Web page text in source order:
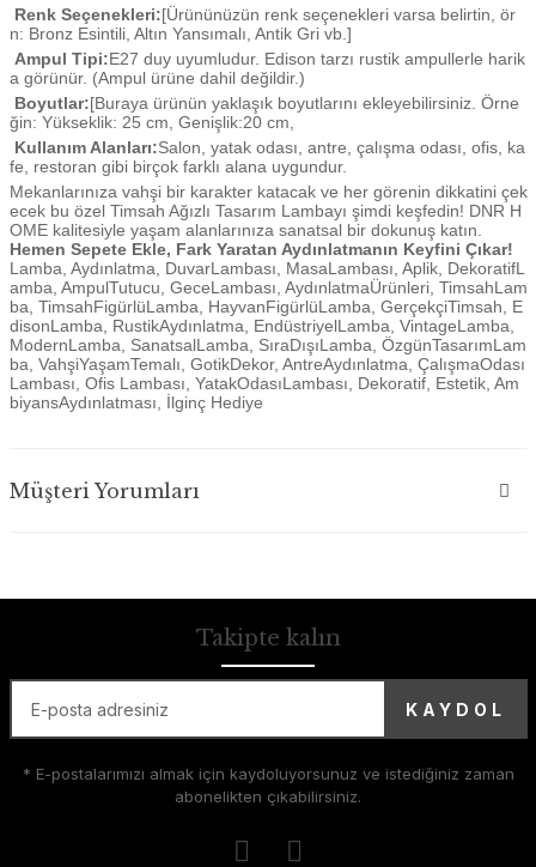
Renk Seçenekleri:[Ürününüzün renk seçenekleri varsa belirtin, ör
n: Bronz Esintili, Altın Yansımalı, Antik Gri vb.]
Ampul Tipi:E27 duy uyumludur. Edison tarzı rustik ampullerle harik
a görünür. (Ampul ürüne dahil değildir.)
Boyutlar:[Buraya ürünün yaklaşık boyutlarını ekleyebilirsiniz. Örne
ğin: Yükseklik: 25 cm, Genişlik:20 cm,
Kullanım Alanları:Salon, yatak odası, antre, çalışma odası, ofis, ka
fe, restoran gibi birçok farklı alana uygundur.
Mekanlarınıza vahşi bir karakter katacak ve her görenin dikkatini çek
ecek bu özel Timsah Ağızlı Tasarım Lambayı şimdi keşfedin! DNR H
OME kalitesiyle yaşam alanlarınıza sanatsal bir dokunuş katın.
Hemen Sepete Ekle, Fark Yaratan Aydınlatmanın Keyfini Çıkar!
Lamba, Aydınlatma, DuvarLambası, MasaLambası, Aplik, DekoratifL
amba, AmpulTutucu, GeceLambası, AydınlatmaÜrünleri, TimsahLam
ba, TimsahFigürlüLamba, HayvanFigürlüLamba, GerçekçiTimsah, E
disonLamba, RustikAydınlatma, EndüstriyelLamba, VintageLamba,
ModernLamba, SanatsalLamba, SıraDışıLamba, ÖzgünTasarımLam
ba, VahşiYaşamTemalı, GotikDekor, AntreAydınlatma, ÇalışmaOdası
Lambası, Ofis Lambası, YatakOdasıLambası, Dekoratif, Estetik, Am
biyansAydınlatması, İlginç Hediye
Müşteri Yorumları
Takipte kalın
KAYDOL
* E-postalarımızı almak için kaydoluyorsunuz ve istediğiniz zaman
abonelikten çıkabilirsiniz.